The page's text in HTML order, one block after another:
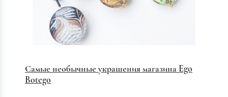
Самые необычные украшения магазина Ego
Botego